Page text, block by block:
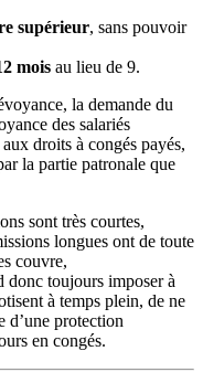
supérieur, sans pouvoir
mois au lieu de 9.
la demande du
des salariés
droits à congés payés,
la partie patronale que
sont très courtes,
longues ont de toute
couvre,
donc toujours imposer à
à temps plein, de ne
d’une protection
en congés.